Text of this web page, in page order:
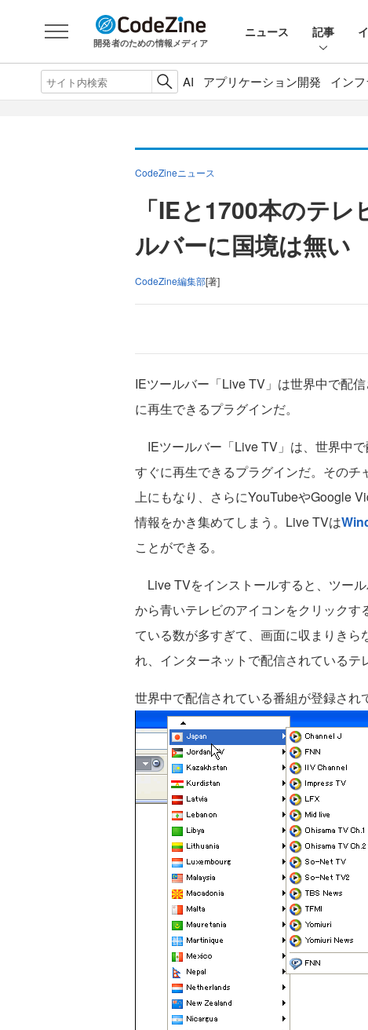
開発者のための情報メディア
ニュース 記事
AI アプリケーション開発 インフ
CodeZineニュース
「IEと1700本のテ
ルバーに国境は無い
CodeZine編集部[著]
IEツールバー「Live TV」は世界中で配
に再生できるプラグインだ。
IEツールバー「Live TV」は、世界中
すぐに再生できるプラグインだ。その
上にもなり、さらにYouTubeやGoogle
情報をかき集めてしまう。Live TVは
ことができる。
Live TVをインストールすると、ツー
から青いテレビのアイコンをクリック
ている数が多すぎて、画面に収まりき
れ、インターネットで配信されているテ
世界中で配信されている番組が登録され